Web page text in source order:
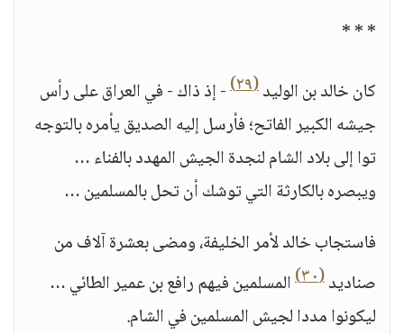
* * *
كان خالد بن الوليد(٢٩)
- إذ ذاك - في العراق على رأس
جيشه الكبير الفاتح؛ فأرسل إليه الصديق يأمره بالتوجه
توا إلى بلاد الشام لنجدة الجيش المهدد بالفناء …
ويبصره بالكارثة التي توشك أن تحل بالمسلمين …
فاستجاب خالد لأمر الخليفة، ومضى بعشرة آلاف من
صناديد(٣٠)
المسلمين فيهم رافع بن عمير الطائي …
ليكونوا مددا لجيش المسلمين في الشام.